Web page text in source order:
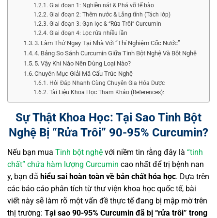
Giai đoạn 1: Nghiền nát & Phá vỡ tế bào
Giai đoạn 2: Thêm nước & Lắng tĩnh (Tách lớp)
Giai đoạn 3: Gạn lọc & “Rửa Trôi” Curcumin
Giai đoạn 4: Lọc rửa nhiều lần
3. Làm Thử Ngay Tại Nhà Với “Thí Nghiệm Cốc Nước”
4. Bảng So Sánh Curcumin Giữa Tinh Bột Nghệ Và Bột Nghệ
5. Vậy Khi Nào Nên Dùng Loại Nào?
Chuyên Mục Giải Mã Cấu Trúc Nghệ
Hỏi Đáp Nhanh Cùng Chuyên Gia Hóa Dược
Tài Liệu Khoa Học Tham Khảo (References):
Sự Thật Khoa Học: Tại Sao Tinh Bột
Nghệ Bị “Rửa Trôi” 90-95% Curcumin?
Nếu bạn mua Tinh bột nghệ với niềm tin rằng đây là “tinh
chất” chứa hàm lượng Curcumin cao nhất để trị bệnh nan
y, bạn đã hiểu sai hoàn toàn về bản chất hóa học. Dựa trên
các báo cáo phân tích từ thư viện khoa học quốc tế, bài
viết này sẽ làm rõ một vấn đề thực tế đang bị mập mờ trên
thị trường: Tại sao 90-95% Curcumin đã bị “rửa trôi” trong